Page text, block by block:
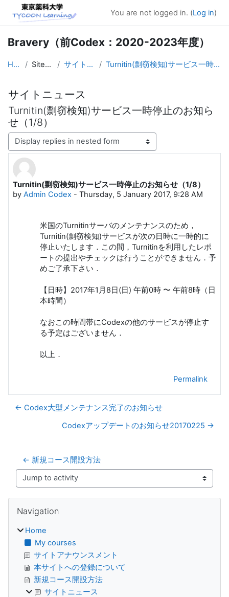
Skip to main content
You are not logged in. (Log in)
Bravery（前Codex：2020-2023年度）
Home Site pages サイトニュース Turnitin(剽窃検知)サービス一時停止のお知らせ（1/8）
サイトニュース
Turnitin(剽窃検知)サービス一時停止のお知ら
せ（1/8）
Display mode
Turnitin(剽窃検知)サービス一時停止のお知らせ（1/8）
by Admin Codex - Thursday, 5 January 2017, 9:28 AM
Number of replies: 0
米国のTurnitinサーバのメンテナンスのため，
Turnitin(剽窃検知)サービスが次の日時に一時的に
停止いたします．この間，Turnitinを利用したレポ
ートの提出やチェックは行うことができません．予
めご了承下さい．
【日時】2017年1月8日(日) 午前0時 〜 午前8時（日
本時間）
なおこの時間帯にCodexの他のサービスが停止す
る予定はございません．
以上．
Permalink
← Codex大型メンテナンス完了のお知らせ
Codexアップデートのお知らせ20170225 →
← 新規コース開設方法
Jump to activity
Blocks
Navigation
Home
My courses
サイトアナウンスメント
本サイトへの登録について
新規コース開設方法
サイトニュース